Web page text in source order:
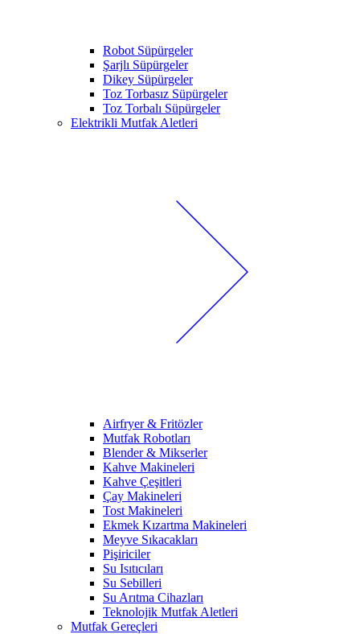
Robot Süpürgeler
Şarjlı Süpürgeler
Dikey Süpürgeler
Toz Torbasız Süpürgeler
Toz Torbalı Süpürgeler
Elektrikli Mutfak Aletleri
Airfryer & Fritözler
Mutfak Robotları
Blender & Mikserler
Kahve Makineleri
Kahve Çeşitleri
Çay Makineleri
Tost Makineleri
Ekmek Kızartma Makineleri
Meyve Sıkacakları
Pişiriciler
Su Isıtıcıları
Su Sebilleri
Su Arıtma Cihazları
Teknolojik Mutfak Aletleri
Mutfak Gereçleri